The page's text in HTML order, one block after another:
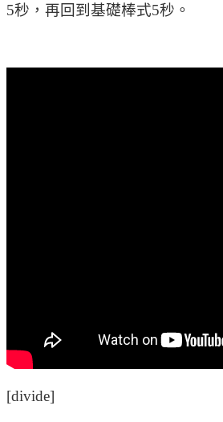
5秒，再回到基礎棒式5秒。
[divide]